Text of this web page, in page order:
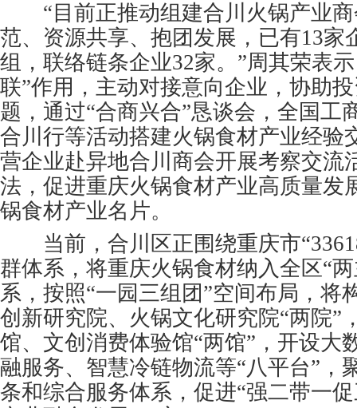
“目前正推动组建合川火锅产业商
范、资源共享、抱团发展，已有13家
组，联络链条企业32家。”周其荣表
联”作用，主动对接意向企业，协助
题，通过“合商兴合”恳谈会，全国工
合川行等活动搭建火锅食材产业经验
营企业赴异地合川商会开展考察交流
法，促进重庆火锅食材产业高质量发
锅食材产业名片。
当前，合川区正围绕重庆市
群体系，将重庆火锅食材纳入全区“
系，按照“一园三组团”空间布局，将
创新研究院、火锅文化研究院“两院”
馆、文创消费体验馆“两馆”，开设大
融服务、智慧冷链物流等“八平台”，
条和综合服务体系，促进“强二带一